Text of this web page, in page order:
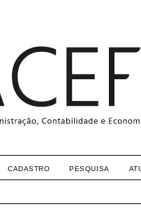
CADASTRO PESQUISA